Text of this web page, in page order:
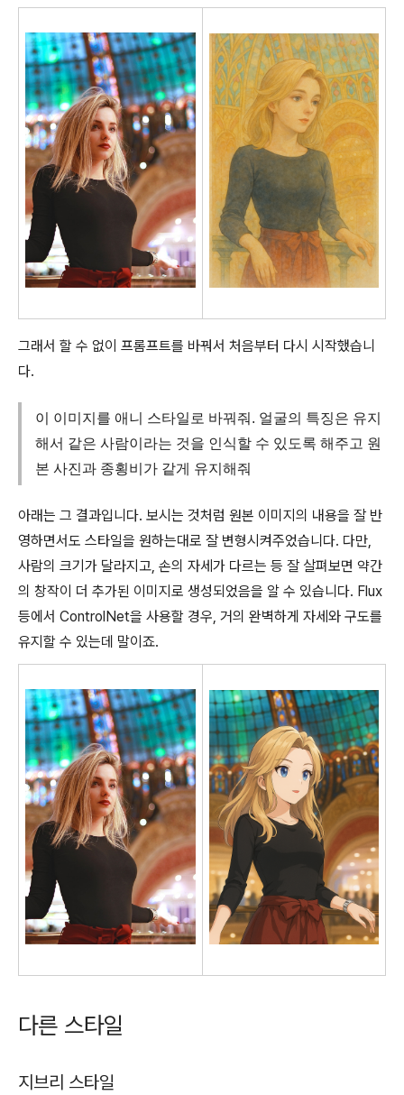
그래서 할 수 없이 프롬프트를 바꿔서 처음부터 다시 시작했습니
다.
이 이미지를 애니 스타일로 바꿔줘. 얼굴의 특징은 유지
해서 같은 사람이라는 것을 인식할 수 있도록 해주고 원
본 사진과 종횡비가 같게 유지해줘
아래는 그 결과입니다. 보시는 것처럼 원본 이미지의 내용을 잘 반
영하면서도 스타일을 원하는대로 잘 변형시켜주었습니다. 다만,
사람의 크기가 달라지고, 손의 자세가 다르는 등 잘 살펴보면 약간
의 창작이 더 추가된 이미지로 생성되었음을 알 수 있습니다. Flux
등에서 ControlNet을 사용할 경우, 거의 완벽하게 자세와 구도를
유지할 수 있는데 말이죠.
다른 스타일
지브리 스타일